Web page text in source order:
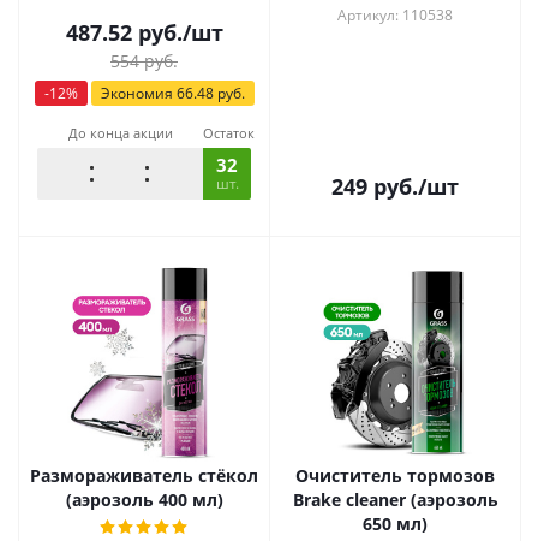
487.52руб./шт
554руб.
-12% Экономия 66.48руб.
До конца акции Остаток
32
шт.
Артикул: 110538
249 руб./шт
Размораживатель стёкол
(аэрозоль 400 мл)
Очиститель тормозов
Brake cleaner (аэрозоль
650 мл)